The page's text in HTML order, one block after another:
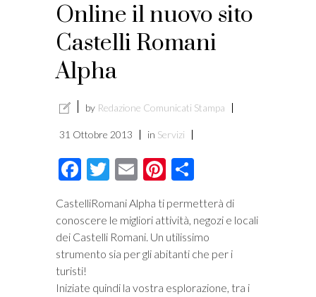
Online il nuovo sito
Castelli Romani
Alpha
by Redazione Comunicati Stampa
31 Ottobre 2013 in Servizi
Facebook
Twitter
EmailPinterest
CastelliRomani Alpha ti permetterà di
conoscere le migliori attività, negozi e locali
dei Castelli Romani. Un utilissimo
strumento sia per gli abitanti che per i
turisti!
Iniziate quindi la vostra esplorazione, tra i